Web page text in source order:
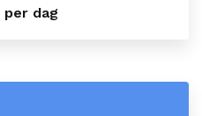
per dag